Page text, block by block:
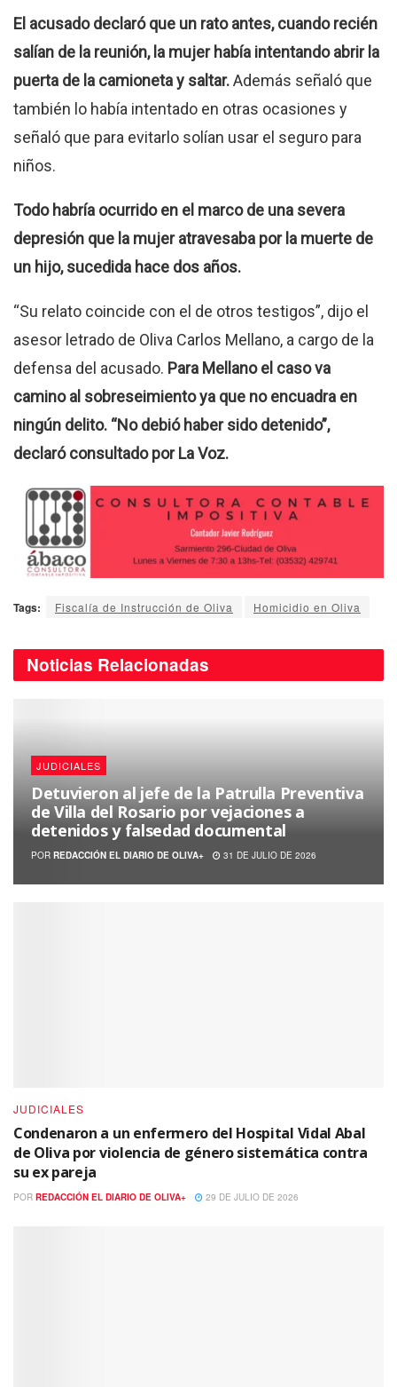
El acusado declaró que un rato antes, cuando recién
salían de la reunión, la mujer había intentando abrir la
puerta de la camioneta y saltar.Además señaló que
también lo había intentado en otras ocasiones y
señaló que para evitarlo solían usar el seguro para
niños.
Todo habría ocurrido en el marco de una severa
depresión que la mujer atravesaba por la muerte de
un hijo, sucedida hace dos años.
“Su relato coincide con el de otros testigos”, dijo el
asesor letrado de Oliva Carlos Mellano, a cargo de la
defensa del acusado. Para Mellano el caso va
camino al sobreseimiento ya que no encuadra en
ningún delito. “No debió haber sido detenido”,
declaró consultado por La Voz.
Tags: Fiscalía de Instrucción de Oliva Homicidio en Oliva
Noticias Relacionadas
JUDICIALES
Detuvieron al jefe de la Patrulla Preventiva
de Villa del Rosario por vejaciones a
detenidos y falsedad documental
POR REDACCIÓN EL DIARIO DE OLIVA+ 31 DE JULIO DE 2026
JUDICIALES
Condenaron a un enfermero del Hospital Vidal Abal
de Oliva por violencia de género sistemática contra
su ex pareja
POR REDACCIÓN EL DIARIO DE OLIVA+ 29 DE JULIO DE 2026